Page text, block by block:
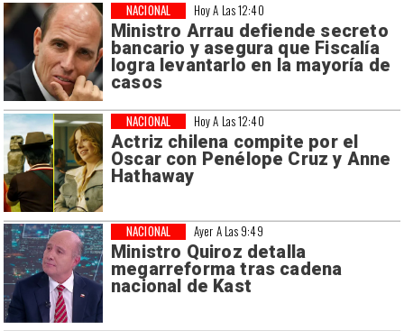
Hoy A Las 12:40
Ministro Arrau defiende secreto
bancario y asegura que Fiscalía
logra levantarlo en la mayoría de
casos
NACIONAL
Hoy A Las 12:40
Actriz chilena compite por el
Oscar con Penélope Cruz y Anne
Hathaway
NACIONAL
Ayer A Las 9:49
Ministro Quiroz detalla
megarreforma tras cadena
nacional de Kast
NACIONAL